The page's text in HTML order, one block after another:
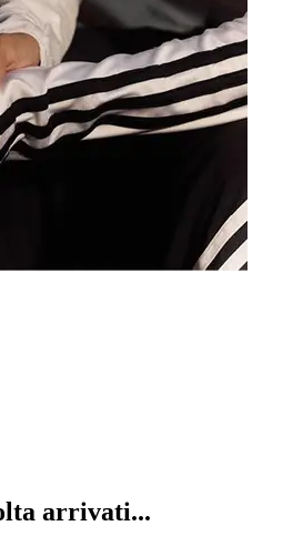
arrivati...